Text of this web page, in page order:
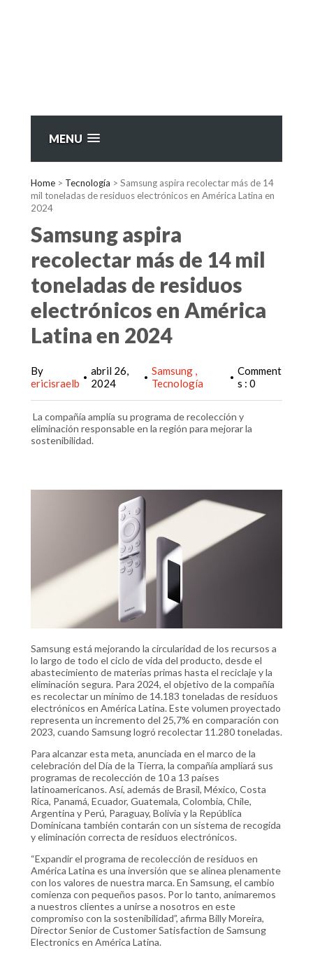
MENU
Home > Tecnología > Samsung aspira recolectar más de 14
mil toneladas de residuos electrónicos en América Latina en
2024
Samsung aspira
recolectar más de 14 mil
toneladas de residuos
electrónicos en América
Latina en 2024
By
ericisraelb • abril 26,
2024
• Samsung
Tecnología
• Comment
s : 0
La compañía amplía su programa de recolección y
eliminación responsable en la región para mejorar la
sostenibilidad.
Samsung está mejorando la circularidad de los recursos a
lo largo de todo el ciclo de vida del producto, desde el
abastecimiento de materias primas hasta el reciclaje y la
eliminación segura. Para 2024, el objetivo de la compañía
es recolectar un mínimo de 14.183 toneladas de residuos
electrónicos en América Latina. Este volumen proyectado
representa un incremento del 25,7% en comparación con
2023, cuando Samsung logró recolectar 11.280 toneladas.
Para alcanzar esta meta, anunciada en el marco de la
celebración del Día de la Tierra, la compañía ampliará sus
programas de recolección de 10 a 13 países
latinoamericanos. Así, además de Brasil, México, Costa
Rica, Panamá, Ecuador, Guatemala, Colombia, Chile,
Argentina y Perú, Paraguay, Bolivia y la República
Dominicana también contarán con un sistema de recogida
y eliminación correcta de residuos electrónicos.
“Expandir el programa de recolección de residuos en
América Latina es una inversión que se alinea plenamente
con los valores de nuestra marca. En Samsung, el cambio
comienza con pequeños pasos. Por lo tanto, animaremos
a nuestros clientes a unirse a nosotros en este
compromiso con la sostenibilidad”, afirma Billy Moreira,
Director Senior de Customer Satisfaction de Samsung
Electronics en América Latina.